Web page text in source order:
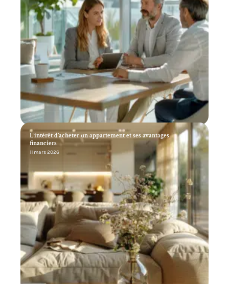
L’intérêt d’acheter un appartement et ses avantages
financiers
11 mars 2026